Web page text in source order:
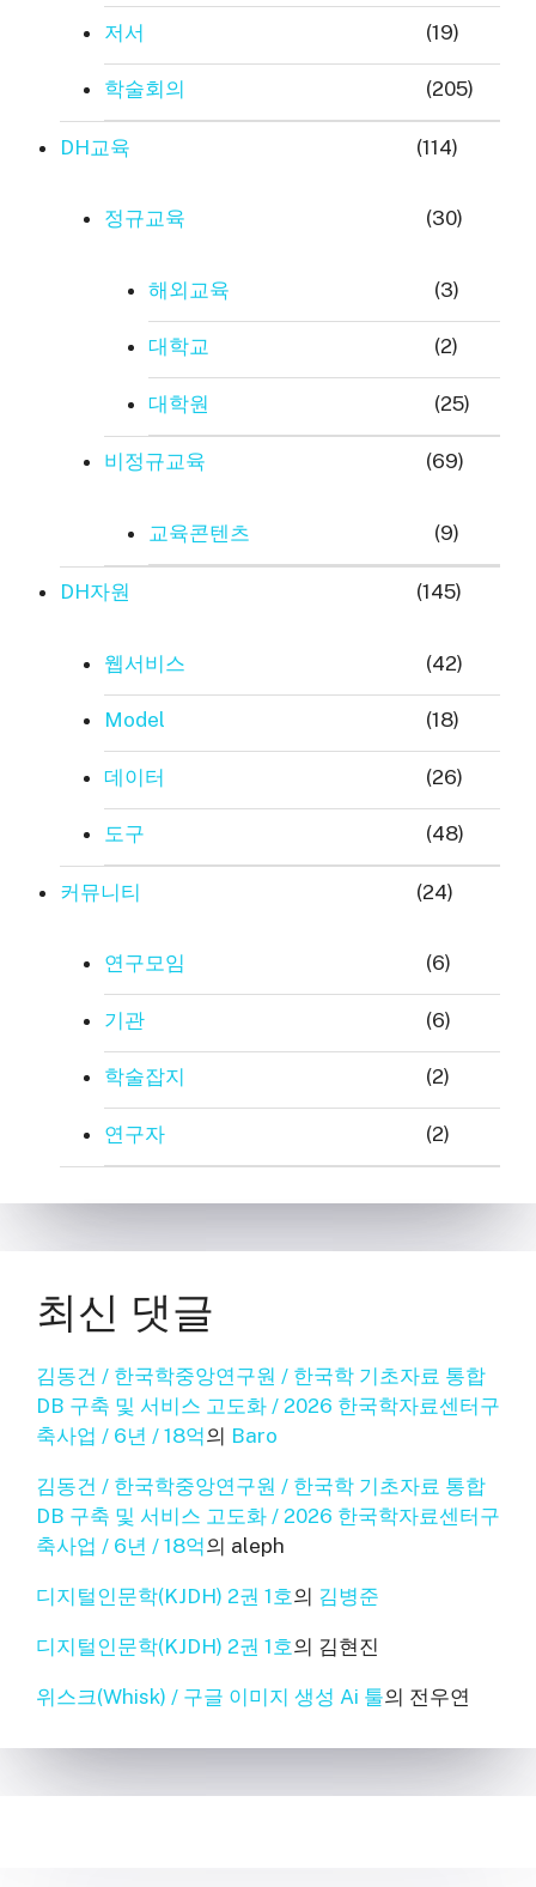
저서 (19)
학술회의 (205)
DH교육 (114)
정규교육 (30)
해외교육 (3)
대학교 (2)
대학원 (25)
비정규교육 (69)
교육콘텐츠 (9)
DH자원 (145)
웹서비스 (42)
Model (18)
데이터 (26)
도구 (48)
커뮤니티 (24)
연구모임 (6)
기관 (6)
학술잡지 (2)
연구자 (2)
최신 댓글
김동건 / 한국학중앙연구원 / 한국학 기초자료 통합
DB 구축 및 서비스 고도화 / 2026 한국학자료센터구
축사업 / 6년 / 18억의 Baro
김동건 / 한국학중앙연구원 / 한국학 기초자료 통합
DB 구축 및 서비스 고도화 / 2026 한국학자료센터구
축사업 / 6년 / 18억의 aleph
디지털인문학(KJDH) 2권 1호의 김병준
디지털인문학(KJDH) 2권 1호의 김현진
위스크(Whisk) / 구글 이미지 생성 Ai 툴의 전우연